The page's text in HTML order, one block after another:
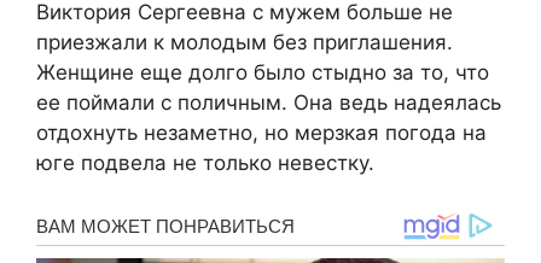
Виктория Сергеевна с мужем больше не
приезжали к молодым без приглашения.
Женщине еще долго было стыдно за то, что
ее поймали с поличным. Она ведь надеялась
отдохнуть незаметно, но мерзкая погода на
юге подвела не только невестку.